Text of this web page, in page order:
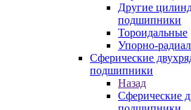
Другие
подшипники
Тороидальные
Упорно-
Сферические
подшипники
Назад
Сферические